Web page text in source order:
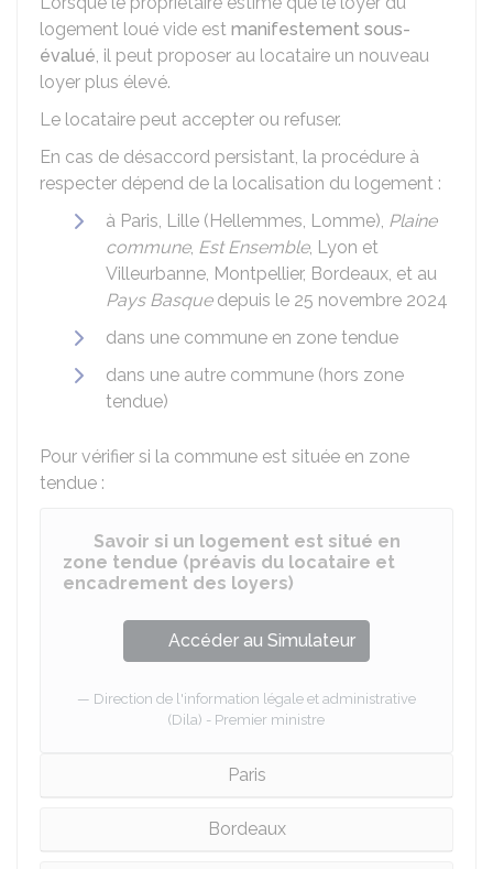
logement loué vide est manifestement sous-
évalué, il peut proposer au locataire un nouveau
loyer plus élevé.
Le locataire peut accepter ou refuser.
En cas de désaccord persistant, la procédure à
respecter dépend de la localisation du logement :
à Paris, Lille (Hellemmes, Lomme), Plaine
commune, Est Ensemble, Lyon et
Villeurbanne, Montpellier, Bordeaux, et au
Pays Basque depuis le 25 novembre 2024
dans une commune en zone tendue
dans une autre commune (hors zone
tendue)
Pour vérifier si la commune est située en zone
tendue :
Savoir si un logement est situé en
zone tendue (préavis du locataire et
encadrement des loyers)
Accéder au Simulateur
Direction de l'information légale et administrative
(Dila) - Premier ministre
Paris
Bordeaux